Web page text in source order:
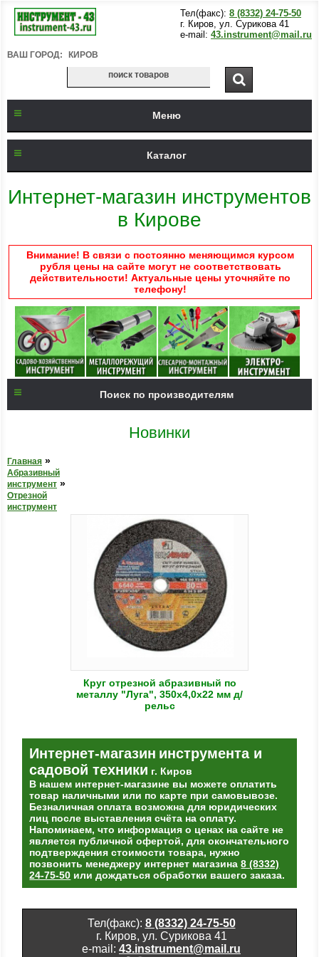
Тел(факс): 8 (8332) 24-75-50
г. Киров, ул. Сурикова 41
e-mail: 43.instrument@mail.ru
ВАШ ГОРОД: КИРОВ
Меню
Каталог
Интернет-магазин инструментов
в Кирове
Внимание! В связи с постоянно меняющимся курсом
рубля цены на сайте могут не соответствовать
действительности! Актуальные цены уточняйте по
телефону!
Поиск по производителям
Новинки
Главная »
Абразивный
инструмент »
Отрезной
инструмент
Круг отрезной абразивный по
металлу "Луга", 350х4,0х22 мм д/
рельс
Интернет-магазин инструмента и
садовой техники г. Киров
В нашем интернет-магазине вы можете оплатить
товар наличными или по карте при самовывозе.
Безналичная оплата возможна для юридических
лиц после выставления счёта на оплату.
Напоминаем, что информация о ценах на сайте не
является публичной офертой, для окончательного
подтверждения стоимости товара, нужно
позвонить менеджеру интернет магазина8 (8332)
24-75-50 или дождаться обработки вашего заказа.
Тел(факс): 8 (8332) 24-75-50
г. Киров, ул. Сурикова 41
e-mail: 43.instrument@mail.ru